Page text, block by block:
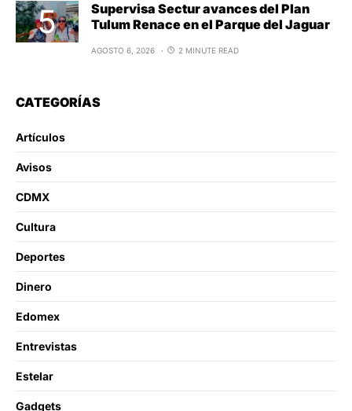
Supervisa Sectur avances del Plan
Tulum Renace en el Parque del Jaguar
AGOSTO 6, 2026 2 MINUTE READ
CATEGORÍAS
Artículos
Avisos
CDMX
Cultura
Deportes
Dinero
Edomex
Entrevistas
Estelar
Gadgets